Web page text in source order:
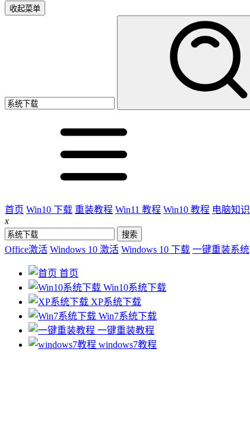
收起菜单
首页 Win10 下载 重装教程 Win11 教程 Win10 教程 电脑知识
x
Office激活 Windows 10 激活 Windows 10 下载 一键重装系统
首页
Win10系统下载
XP系统下载
Win7系统下载
一键重装教程
windows7教程